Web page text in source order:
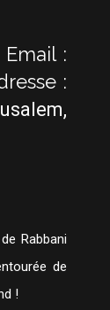
Email :
:
Rabbani
de
!